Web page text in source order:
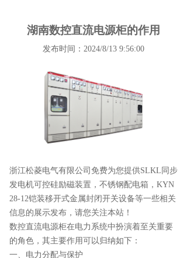
湖南数控直流电源柜的作用
发布时间：2024/8/13 9:56:00
浙江松菱电气有限公司免费为您提供SLKL同步
发电机可控硅励磁装置 ，不锈钢配电箱，KYN
28-12铠装移开式金属封闭开关设备等一些相关
信息的展示发布，请您关注本站！
数控直流电源柜在电力系统中扮演着至关重要
的角色，其主要作用可以归纳如下：
一、电力分配与保护